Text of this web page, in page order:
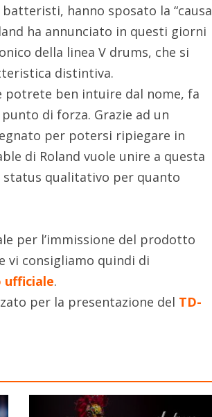
hanno sposato la “causa
ha annunciato in questi giorni
della linea V drums, che si
distintiva.
potrete ben intuire dal nome, fa
di forza. Grazie ad un
per potersi ripiegare in
di Roland vuole unire a questa
qualitativo per quanto
per l’immissione del prodotto
vi consigliamo quindi di
ufficiale.
per la presentazione del TD-